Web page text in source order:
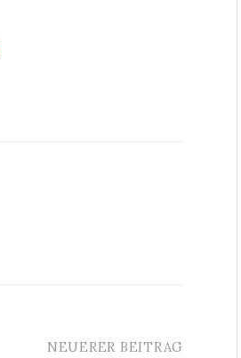
NEUERER BEITRAG